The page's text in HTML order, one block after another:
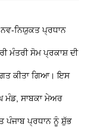
ਨਵ-ਨਿਯੁਕਤ ਪ੍ਰਧਾਨ
ਮੰਤਰੀ ਸੋਮ ਪ੍ਰਕਾਸ਼ ਦੀ
ਕੀਤਾ ਗਿਆ। ਇਸ
ਮੰਡ, ਸਾਬਕਾ ਮੇਅਰ
ਪੰਜਾਬ ਪ੍ਰਧਾਨ ਨੂੰ ਸ਼ੁੱਭ